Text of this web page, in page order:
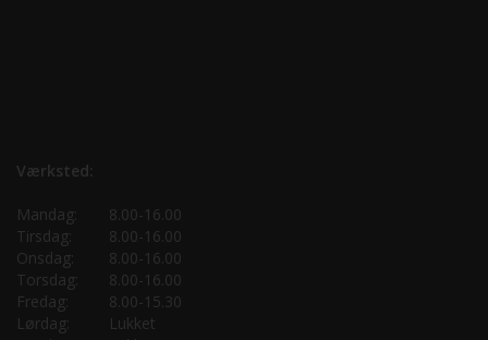
Værksted:
Mandag:
8.00-16.00
Tirsdag:
8.00-16.00
Onsdag:
8.00-16.00
Torsdag:
8.00-16.00
Fredag:
8.00-15.30
Lørdag:
Lukket